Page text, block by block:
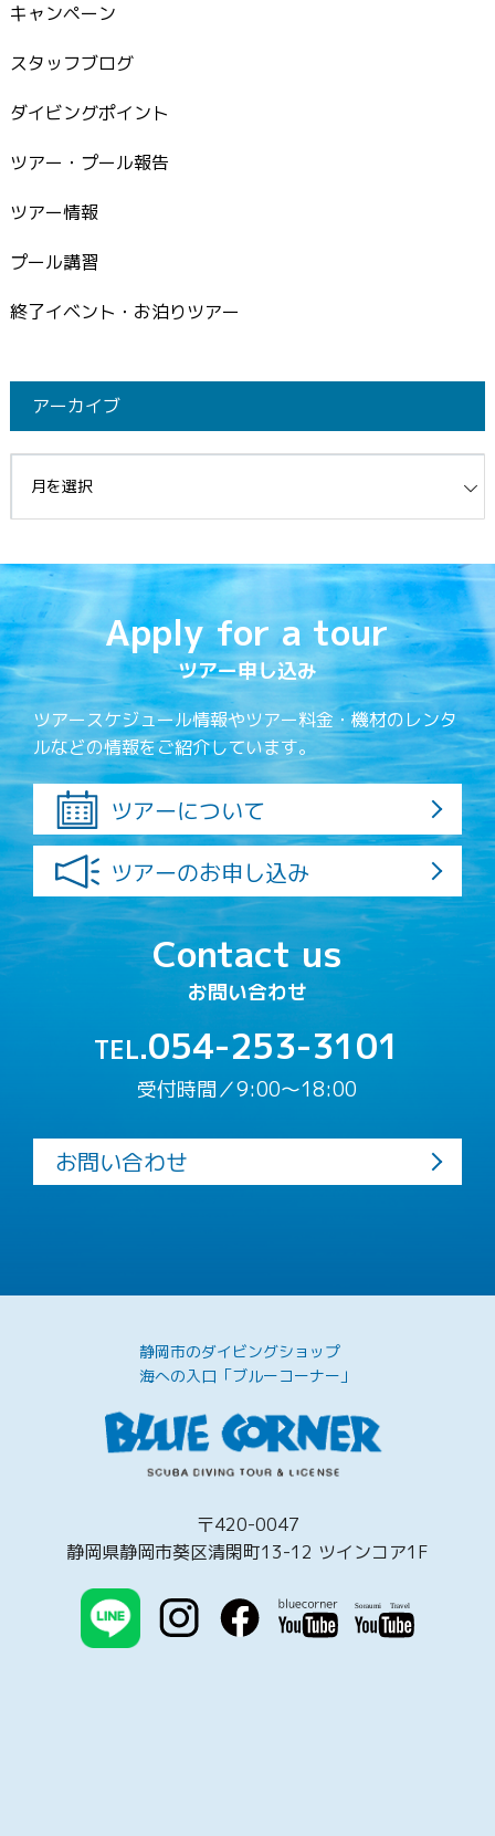
キャンペーン
スタッフブログ
ダイビングポイント
ツアー・プール報告
ツアー情報
プール講習
終了イベント・お泊りツアー
アーカイブ
Apply for a tour
ツアー申し込み
ツアースケジュール情報やツアー料金・機材のレンタ
ルなどの情報をご紹介しています。
ツアーについて
ツアーのお申し込み
Contact us
お問い合わせ
TEL.054-253-3101
受付時間／9:00〜18:00
お問い合わせ
静岡市のダイビングショップ
海への入口「ブルーコーナー」
〒420-0047
静岡県静岡市葵区清閑町13-12 ツインコア1F